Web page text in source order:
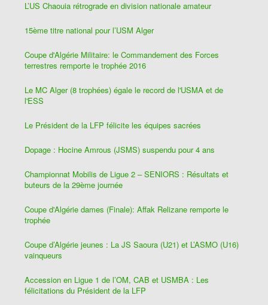
L’US Chaouia rétrograde en division nationale amateur
15ème titre national pour l’USM Alger
Coupe d'Algérie Militaire: le Commandement des Forces
terrestres remporte le trophée 2016
Le MC Alger (8 trophées) égale le record de l'USMA et de
l'ESS
Le Président de la LFP félicite les équipes sacrées
Dopage : Hocine Amrous (JSMS) suspendu pour 4 ans
Championnat Mobilis de Ligue 2 – SENIORS : Résultats et
buteurs de la 29ème journée
Coupe d'Algérie dames (Finale): Affak Relizane remporte le
trophée
Coupe d’Algérie jeunes : La JS Saoura (U21) et L’ASMO (U16)
vainqueurs
Accession en Ligue 1 de l’OM, CAB et USMBA : Les
félicitations du Président de la LFP